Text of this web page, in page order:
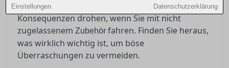
Einstellungen Datenschutzerklärung
ABE und Teilegutachten bedeuten und welche
Konsequenzen drohen, wenn Sie mit nicht
zugelassenem Zubehör fahren. Finden Sie heraus,
was wirklich wichtig ist, um böse
Überraschungen zu vermeiden.